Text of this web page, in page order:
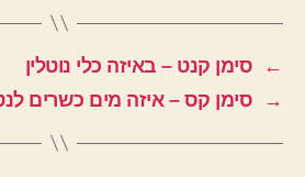
←
סימן קנט – באיזה כלי נוטלין
→
סימן קס – איזה מים כשרים